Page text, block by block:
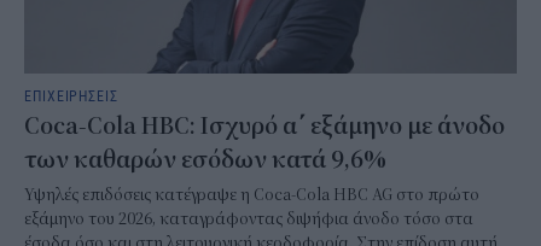
ΕΠΙΧΕΙΡΗΣΕΙΣ
Coca-Cola HBC: Ισχυρό α΄ εξάμηνο με άνοδο
των καθαρών εσόδων κατά 9,6%
Υψηλές επιδόσεις κατέγραψε η Coca-Cola HBC AG στο πρώτο
εξάμηνο του 2026, καταγράφοντας διψήφια άνοδο τόσο στα